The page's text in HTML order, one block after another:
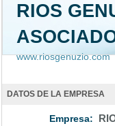
RIOS
www.riosgenuzio.com
DATOS DE LA EMPRESA
Empresa: